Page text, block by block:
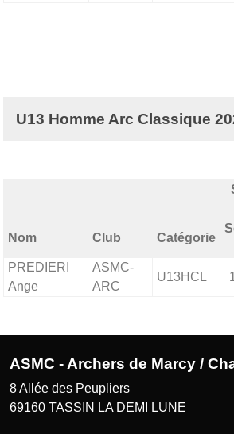
U13 Homme Arc Classique
Nom Club Catégorie
PREDIERI
Ange
ASMC-
ARC
U13HCL
ASMC - Archers de Marcy /
8 Allée des Peupliers
69160 TASSIN LA DEMI LUNE